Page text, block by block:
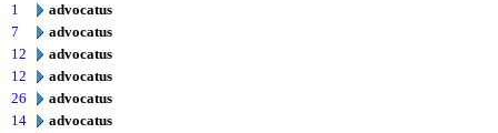
1
advocatus
7
advocatus
12
advocatus
12
advocatus
26
advocatus
14
advocatus